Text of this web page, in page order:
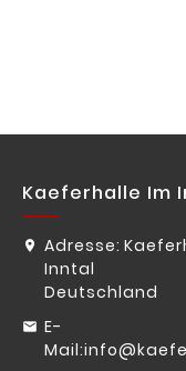
Kaeferhalle Im
Adresse:
Inntal
Deutschland
E-
Mail: